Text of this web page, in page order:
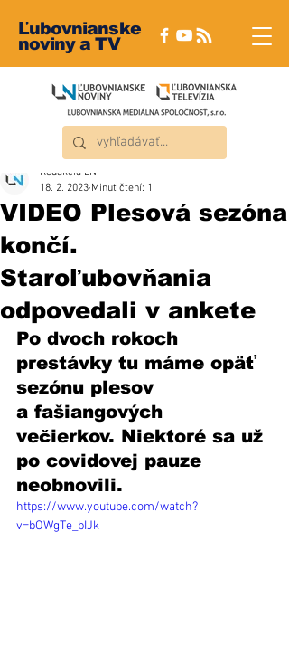
Ľubovnianske
noviny a TV
VIDEO Plesová sezóna
končí.
Staroľubovňania
odpovedali v ankete
Redakcia ĽN
18. 2. 2023 Minut čtení: 1
Po dvoch rokoch
prestávky tu máme opäť
sezónu plesov
a fašiangových
večierkov. Niektoré sa už
po covidovej pauze
neobnovili.
https://www.youtube.com/watch?
v=bOWgTe_bIJk